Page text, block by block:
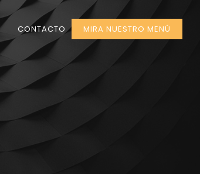
CONTACTO MIRA NUESTRO MENÚ